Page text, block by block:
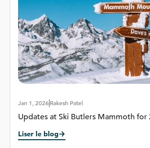
Beginner
Groomed
Plus d'info
Jan 1, 2026Rakesh Patel
Updates at Ski Butlers Mammoth for
Liser le blog